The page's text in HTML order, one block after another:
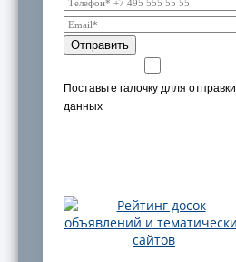
Отправить
Поставьте галочку длля отправки
данных